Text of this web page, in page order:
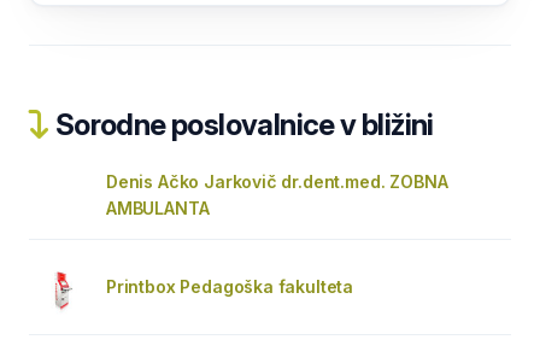
Sorodne poslovalnice v bližini
Denis Ačko Jarkovič dr.dent.med. ZOBNA
AMBULANTA
Printbox Pedagoška fakulteta